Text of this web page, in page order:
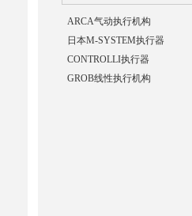
ARCA气动执行机构
日本M-SYSTEM执行器
CONTROLLI执行器
GROB线性执行机构